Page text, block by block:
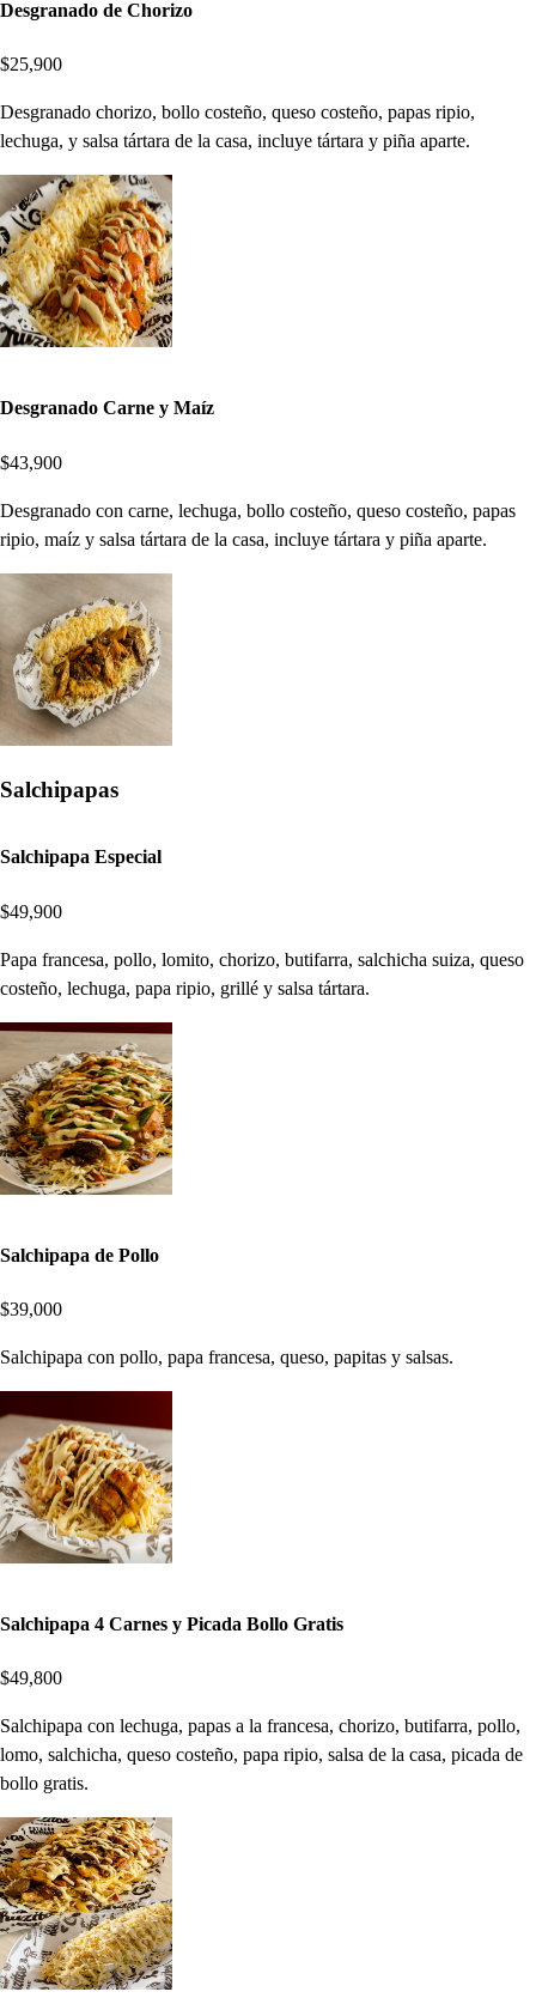
Desgranado de Chorizo
$25,900
Desgranado chorizo, bollo costeño, queso costeño, papas ripio,
lechuga, y salsa tártara de la casa, incluye tártara y piña aparte.
Desgranado Carne y Maíz
$43,900
Desgranado con carne, lechuga, bollo costeño, queso costeño, papas
ripio, maíz y salsa tártara de la casa, incluye tártara y piña aparte.
Salchipapas
Salchipapa Especial
$49,900
Papa francesa, pollo, lomito, chorizo, butifarra, salchicha suiza, queso
costeño, lechuga, papa ripio, grillé y salsa tártara.
Salchipapa de Pollo
$39,000
Salchipapa con pollo, papa francesa, queso, papitas y salsas.
Salchipapa 4 Carnes y Picada Bollo Gratis
$49,800
Salchipapa con lechuga, papas a la francesa, chorizo, butifarra, pollo,
lomo, salchicha, queso costeño, papa ripio, salsa de la casa, picada de
bollo gratis.